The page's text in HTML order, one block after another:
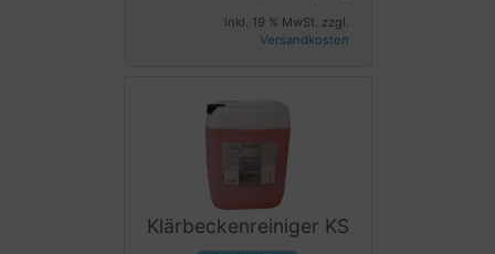
inkl. 19 % MwSt. zzgl.
Versandkosten
Klärbeckenreiniger KS